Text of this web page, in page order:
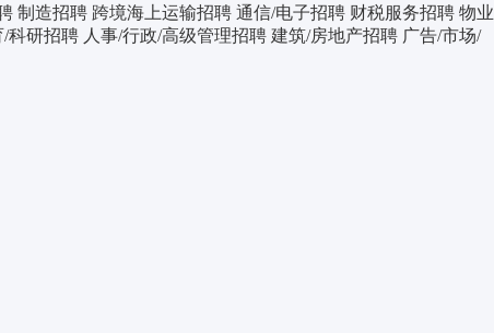
制造招聘 跨境海上运输招聘 通信/电子招聘 财税服务招聘 物业
/科研招聘 人事/行政/高级管理招聘 建筑/房地产招聘 广告/市场/